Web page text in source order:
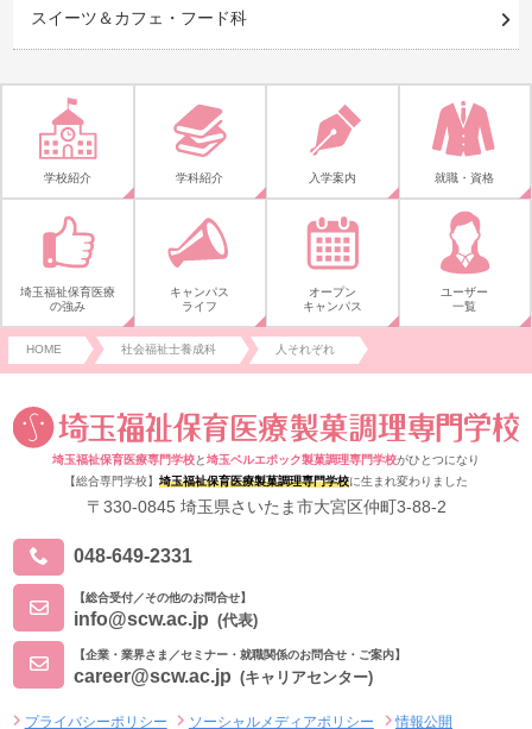
スイーツ＆カフェ・フード科
学校紹介 学科紹介 入学案内 就職・資格
埼玉福祉保育医療
の強み
キャンパス
ライフ
オープン
キャンパス
ユーザー
一覧
HOME 社会福祉士養成科 人それぞれ
埼玉福祉保育医療専門学校と埼玉ベルエポック製菓調理専門学校がひとつになり
【総合専門学校】 埼玉福祉保育医療製菓調理専門学校に生まれ変わりました
〒330-0845 埼玉県さいたま市大宮区仲町3-88-2
048-649-2331
【総合受付／その他のお問合せ】
info@scw.ac.jp (代表)
【企業・業界さま／セミナー・就職関係のお問合せ・ご案内】
career@scw.ac.jp (キャリアセンター)
プライバシーポリシー ソーシャルメディアポリシー 情報公開